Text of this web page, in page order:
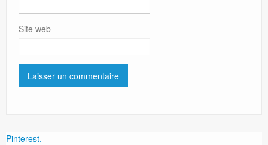
Site web
Pinterest.